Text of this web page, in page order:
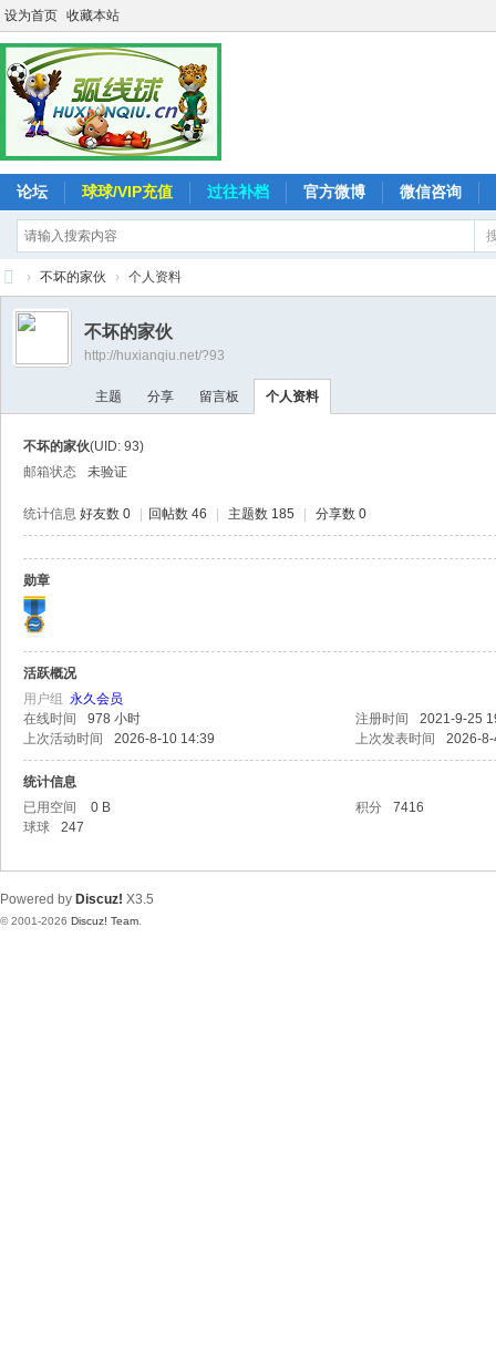
设为首页 收藏本站
论坛 球球/VIP充值 过往补档 官方微博 微信咨询
弧
球
› 不坏的家伙 › 个人资料
不坏的家伙
http://huxianqiu.net/?93
主题 分享 留言板 个人资料
不坏的家伙(UID: 93)
邮箱状态
未验证
统计信息 好友数 0 回帖数 46 主题数 185 分享数 0
勋章
活跃概况
用户组 永久会员
在线时间
978 小时 注册时间
2021-9-25
上次活动时间
2026-8-10 14:39 上次发表时间 2026-
统计信息
已用空间
0 B 积分
7416
球球
247
Powered by Discuz! X3.5
© 2001-2026 Discuz! Team